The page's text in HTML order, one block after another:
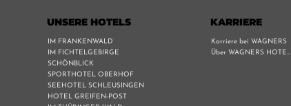
KARRIERE
UNSERE HOTELS
Karriere bei WAGNERS
Über WAGNERS HOTELS
IM FRANKENWALD
IM FICHTELGEBIRGE
SCHÖNBLICK
SPORTHOTEL OBERHOF
SEEHOTEL SCHLEUSINGEN
HOTEL GREIFEN-POST